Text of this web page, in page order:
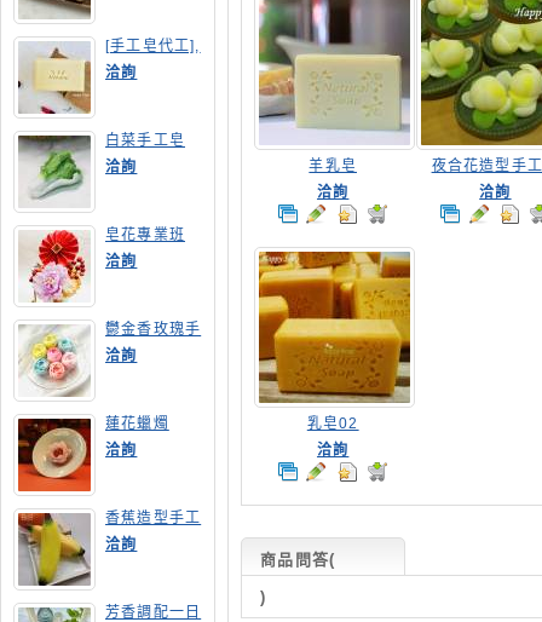
[手工皂代工],
膠原蛋白手工
皂
洽詢
白菜手工皂
洽詢
皂花專業班
洽詢
鬱金香玫瑰手
工皂(長高型)
洽詢
蓮花蠟燭
洽詢
香蕉造型手工
皂
洽詢
芳香調配一日
羊乳皂
洽詢
夜合花造型手
洽詢
乳皂02
洽詢
商品問答(
)